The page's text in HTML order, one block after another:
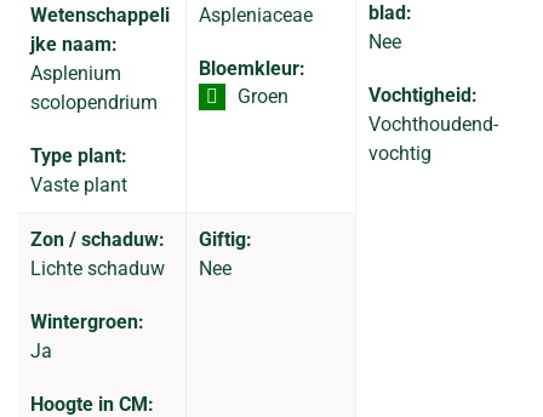
Wetenschappeli
jke naam:
Asplenium
scolopendrium
Type plant:
Vaste plant
Aspleniaceae
Bloemkleur:
Groen
blad:
Nee
Vochtigheid:
Vochthoudend-
vochtig
Zon / schaduw:
Lichte schaduw
Wintergroen:
Ja
Hoogte in CM:
Giftig:
Nee